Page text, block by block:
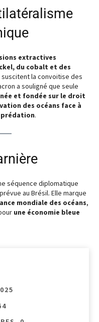
extractives
du cobalt et des
la convoitise des
a souligné que seule
et fondée sur le droit
des océans face à
prédation.
séquence diplomatique
au Brésil. Elle marque
mondiale des océans,
une économie bleue